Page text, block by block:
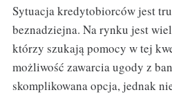
Sytuacja kredytobiorców jest
beznadziejna. Na rynku jest
którzy szukają pomocy w tej
możliwość zawarcia ugody z
skomplikowana opcja, jednak